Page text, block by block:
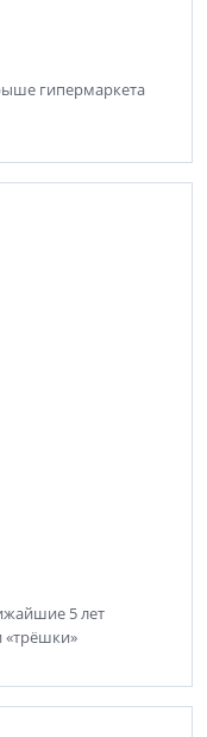
гипермаркета
5 лет
«трёшки»